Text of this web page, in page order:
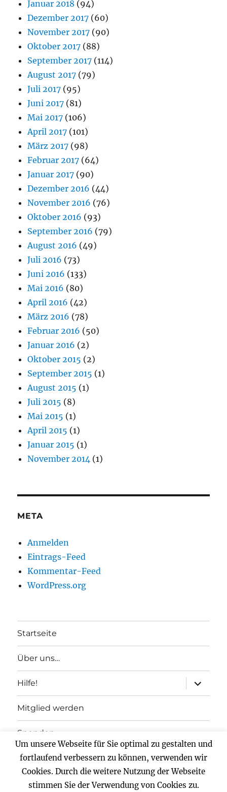
Januar 2018 (94)
Dezember 2017 (60)
November 2017 (90)
Oktober 2017 (88)
September 2017 (114)
August 2017 (79)
Juli 2017 (95)
Juni 2017 (81)
Mai 2017 (106)
April 2017 (101)
März 2017 (98)
Februar 2017 (64)
Januar 2017 (90)
Dezember 2016 (44)
November 2016 (76)
Oktober 2016 (93)
September 2016 (79)
August 2016 (49)
Juli 2016 (73)
Juni 2016 (133)
Mai 2016 (80)
April 2016 (42)
März 2016 (78)
Februar 2016 (50)
Januar 2016 (2)
Oktober 2015 (2)
September 2015 (1)
August 2015 (1)
Juli 2015 (8)
Mai 2015 (1)
April 2015 (1)
Januar 2015 (1)
November 2014 (1)
META
Anmelden
Eintrags-Feed
Kommentar-Feed
WordPress.org
Startseite
Über uns…
Hilfe!
anzeigen
Mitglied werden
Spenden
Impressum
Datenschutz
Um unsere Webseite für Sie optimal zu gestalten und
fortlaufend verbessern zu können, verwenden wir
Cookies. Durch die weitere Nutzung der Webseite
stimmen Sie der Verwendung von Cookies zu.